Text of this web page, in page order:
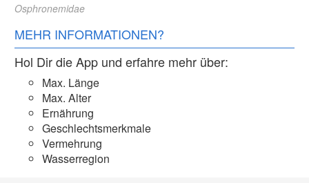
Osphronemidae
MEHR INFORMATIONEN?
Hol Dir die App und erfahre mehr über:
Max. Länge
Max. Alter
Ernährung
Geschlechtsmerkmale
Vermehrung
Wasserregion